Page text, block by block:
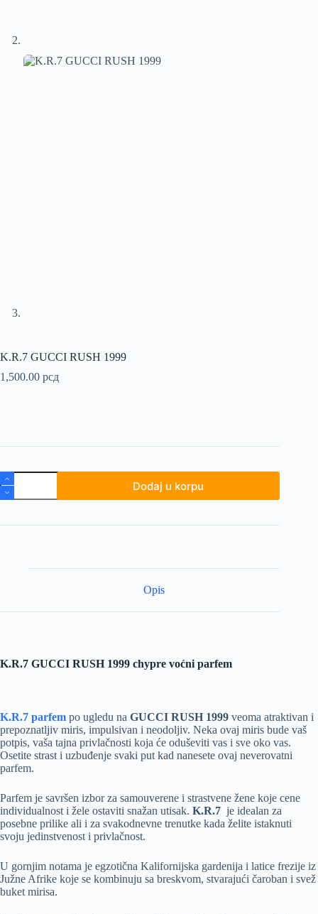
K.R.7 GUCCI RUSH 1999
1,500.00 рсд
K.R.7
GUCCI
RUSH
količina
Dodaj u korpu
Opis
K.R.7 GUCCI RUSH 1999 chypre voćni parfem
K.R.7 parfem po ugledu na GUCCI RUSH 1999 veoma atraktivan i
prepoznatljiv miris, impulsivan i neodoljiv. Neka ovaj miris bude vaš
potpis, vaša tajna privlačnosti koja će oduševiti vas i sve oko vas.
Osetite strast i uzbuđenje svaki put kad nanesete ovaj neverovatni
parfem.
Parfem je savršen izbor za samouverene i strastvene žene koje cene
individualnost i žele ostaviti snažan utisak. K.R.7 je idealan za
posebne prilike ali i za svakodnevne trenutke kada želite istaknuti
svoju jedinstvenost i privlačnost.
U gornjim notama je egzotična Kalifornijska gardenija i latice frezije iz
Južne Afrike koje se kombinuju sa breskvom, stvarajući čaroban i svež
buket mirisa.